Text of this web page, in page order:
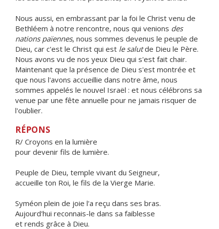
Nous aussi, en embrassant par la foi le Christ venu de
Bethléem à notre rencontre, nous qui venions des
nations païennes, nous sommes devenus le peuple de
Dieu, car c'est le Christ qui est le salutde Dieu le Père.
Nous avons vu de nos yeux Dieu qui s'est fait chair.
Maintenant que la présence de Dieu s'est montrée et
que nous l'avons accueillie dans notre âme, nous
sommes appelés le nouvel Israël : et nous célébrons sa
venue par une fête annuelle pour ne jamais risquer de
l'oublier.
RÉPONS
R/ Croyons en la lumière
pour devenir fils de lumière.
Peuple de Dieu, temple vivant du Seigneur,
accueille ton Roi, le fils de la Vierge Marie.
Syméon plein de joie l'a reçu dans ses bras.
Aujourd'hui reconnais-le dans sa faiblesse
et rends grâce à Dieu.